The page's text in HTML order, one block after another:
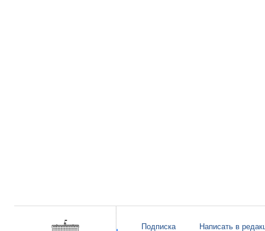
Подписка Написать в